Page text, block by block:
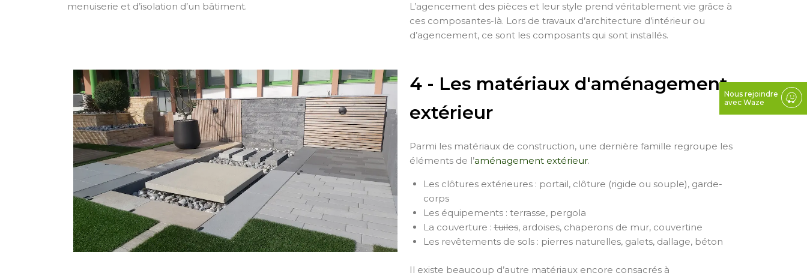
Nous rejoindre
avec Waze
menuiserie et d’isolation d’un bâtiment.
L’agencement des pièces et leur style prend véritablement vie grâce à
ces composantes-là. Lors de travaux d’architecture d’intérieur ou
d’agencement, ce sont les composants qui sont installés.
4 - Les matériaux d'aménagement
extérieur
Parmi les matériaux de construction, une dernière famille regroupe les
éléments de l’aménagement extérieur.
Les clôtures extérieures : portail, clôture (rigide ou souple), garde-
corps
Les équipements : terrasse, pergola
La couverture :tuiles, ardoises, chaperons de mur, couvertine
Les revêtements de sols : pierres naturelles, galets, dallage, béton
Il existe beaucoup d’autre matériaux encore consacrés à